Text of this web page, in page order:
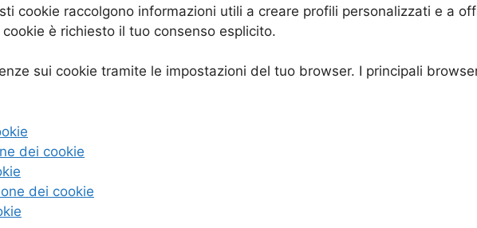
cookie raccolgono informazioni utili a creare profili personalizzati e a
è richiesto il tuo consenso esplicito.
sui cookie tramite le impostazioni del tuo browser. I principali
dei cookie
dei cookie